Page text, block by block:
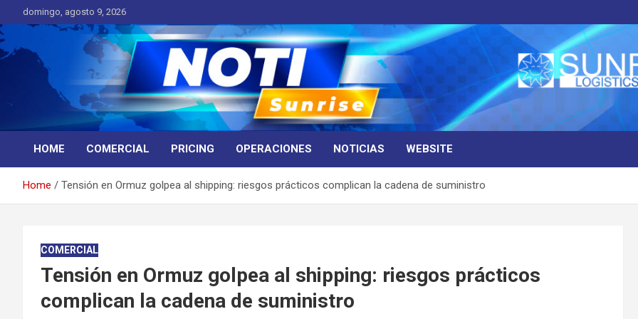
to
content
domingo, agosto 9, 2026
Noticias Sunrise
Noticias de Interés
HOME COMERCIAL PRICING OPERACIONES NOTICIAS WEBSITE
Home Tensión en Ormuz golpea al shipping: riesgos prácticos complican la cadena de suministro
COMERCIAL
Tensión en Ormuz golpea al shipping: riesgos prácticos
complican la cadena de suministro